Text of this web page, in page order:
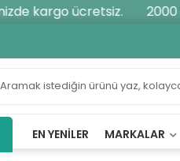
kargo ücretsiz. 2000
EN YENILER MARKALAR